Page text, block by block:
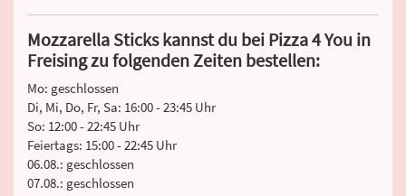
Mozzarella Sticks kannst du bei Pizza 4 You in
Freising zu folgenden Zeiten bestellen:
Mo: geschlossen
Di, Mi, Do, Fr, Sa: 16:00 - 23:45 Uhr
So: 12:00 - 22:45 Uhr
Feiertags: 15:00 - 22:45 Uhr
06.08.: geschlossen
07.08.: geschlossen